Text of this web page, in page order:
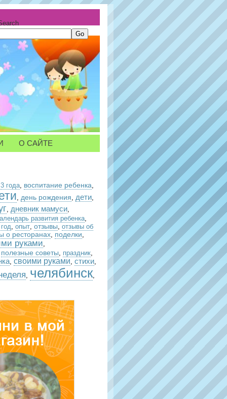
О САЙТЕ
3 года, воспитание ребенка,
,день рождения,дети,
,дневник мамуси,
развития ребенка,
,опыт,отзывы,отзывы об
о ресторанах, поделки,
руками,
полезные советы, праздник,
,своими руками,стихи,
, челябинск,